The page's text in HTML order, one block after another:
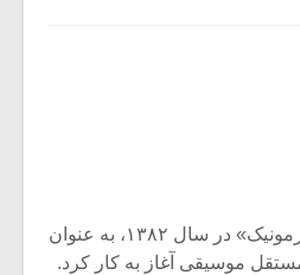
مجله آنلاین «گفتگوی هارمونیک» در سال ۱۳۸۲، به عنوان
موسیقی آغاز به کار کرد.